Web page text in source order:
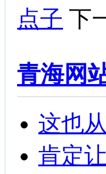
点子 下
青海网
这也
肯定